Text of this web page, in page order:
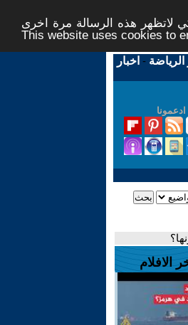
لاتظهر هذه الرسالة مرة اخرى -
This website uses cookies to
الرياضة - اخبار
ادعمونا
الافلام